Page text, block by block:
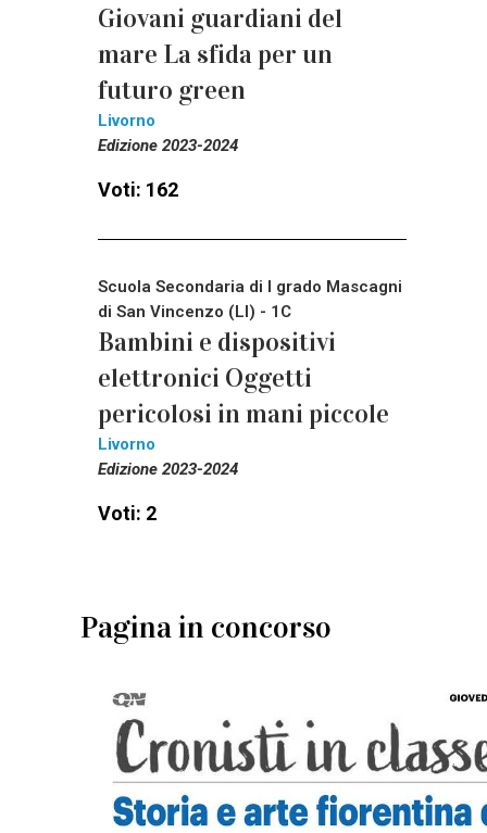
Giovani guardiani del
mare La sfida per un
futuro green
Livorno
Edizione 2023-2024
Voti: 162
Scuola Secondaria di I grado Mascagni
di San Vincenzo (LI) - 1C
Bambini e dispositivi
elettronici Oggetti
pericolosi in mani piccole
Livorno
Edizione 2023-2024
Voti: 2
Pagina in concorso